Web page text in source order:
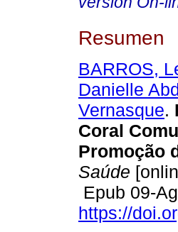
Resumen
BARROS,
Danielle
Vernasque.
Coral
Promoção
Saúde
Epub 09-
https://